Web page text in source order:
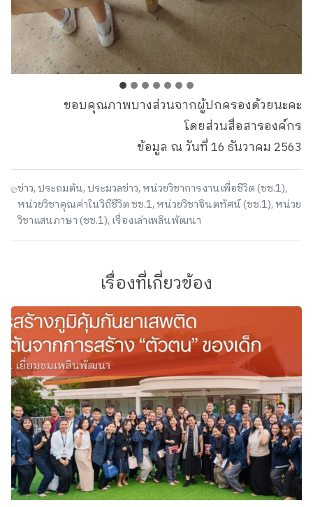
ขอบคุณภาพบางส่วนจากผู้ปกครองด้วยนะคะ
โดยส่วนสื่อสารองค์กร
ข้อมูล ณ วันที่ 16 ธันวาคม 2563
ข่าว, ประถมต้น, ประมวลข่าว, หน่วยวิชาการงานเพื่อชีวิต (ชช.1),
หน่วยวิชาคุณค่าในวิถีชีวิต ชช.1, หน่วยวิชาจินตทัศน์ (ชช.1), หน่วย
วิชาแสนภาษา (ชช.1), เรื่องเล่าเพลินพัฒนา
เรื่องที่เกี่ยวข้อง